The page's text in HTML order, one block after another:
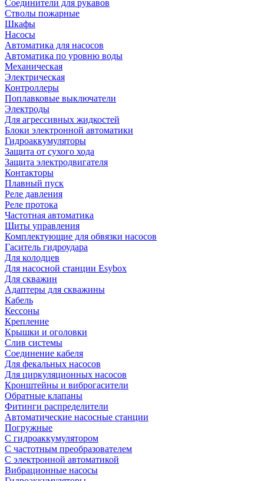
Соединители для рукавов
Стволы пожарные
Шкафы
Насосы
Автоматика для насосов
Автоматика по уровню воды
Механическая
Электрическая
Контроллеры
Поплавковые выключатели
Электроды
Для агрессивных жидкостей
Блоки электронной автоматики
Гидроаккумуляторы
Защита от сухого хода
Защита электродвигателя
Контакторы
Плавный пуск
Реле давления
Реле протока
Частотная автоматика
Щиты управления
Комплектующие для обвязки насосов
Гаситель гидроудара
Для колодцев
Для насосной станции Esybox
Для скважин
Адаптеры для скважины
Кабель
Кессоны
Крепление
Крышки и оголовки
Слив системы
Соединение кабеля
Для фекальных насосов
Для циркуляционных насосов
Кронштейны и виброгасители
Обратные клапаны
Фитинги распределители
Автоматические насосные станции
Погружные
С гидроаккумулятором
С частотным преобразователем
С электронной автоматикой
Вибрационные насосы